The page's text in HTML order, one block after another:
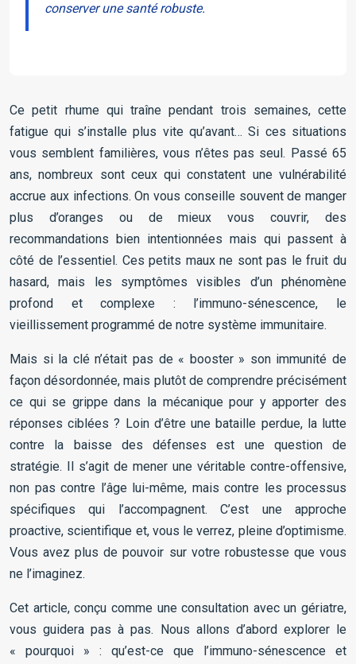
conserver une santé robuste.
Ce petit rhume qui traîne pendant trois semaines, cette
fatigue qui s’installe plus vite qu’avant… Si ces situations
vous semblent familières, vous n’êtes pas seul. Passé 65
ans, nombreux sont ceux qui constatent une vulnérabilité
accrue aux infections. On vous conseille souvent de manger
plus d’oranges ou de mieux vous couvrir, des
recommandations bien intentionnées mais qui passent à
côté de l’essentiel. Ces petits maux ne sont pas le fruit du
hasard, mais les symptômes visibles d’un phénomène
profond et complexe : l’immuno-sénescence, le
vieillissement programmé de notre système immunitaire.
Mais si la clé n’était pas de « booster » son immunité de
façon désordonnée, mais plutôt de comprendre précisément
ce qui se grippe dans la mécanique pour y apporter des
réponses ciblées ? Loin d’être une bataille perdue, la lutte
contre la baisse des défenses est une question de
stratégie. Il s’agit de mener une véritable contre-offensive,
non pas contre l’âge lui-même, mais contre les processus
spécifiques qui l’accompagnent. C’est une approche
proactive, scientifique et, vous le verrez, pleine d’optimisme.
Vous avez plus de pouvoir sur votre robustesse que vous
ne l’imaginez.
Cet article, conçu comme une consultation avec un gériatre,
vous guidera pas à pas. Nous allons d’abord explorer le
« pourquoi » : qu’est-ce que l’immuno-sénescence et